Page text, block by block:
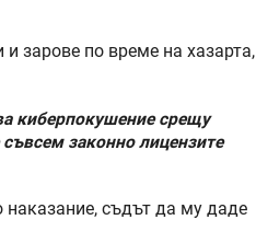
зарове по време на хазарта,
киберпокушение срещу
законно лицензите
съдът да му даде